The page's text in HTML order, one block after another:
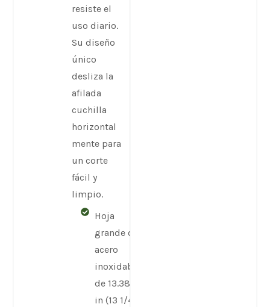
resiste el
uso diario.
Su diseño
único
desliza la
afilada
cuchilla
horizontal
mente para
un corte
fácil y
limpio.
Hoja
grande de
acero
inoxidable
de 13.386
in (13 1/4")